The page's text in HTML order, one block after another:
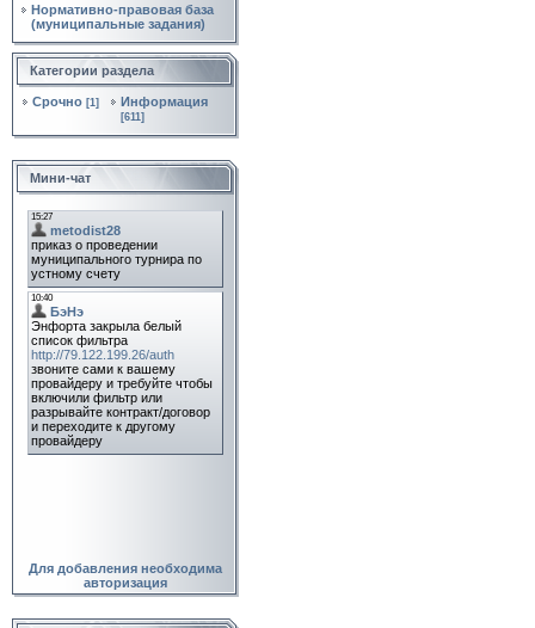
Нормативно‑правовая база
(муниципальные задания)
Категории раздела
Срочно [1] Информация
[611]
Мини-чат
Для добавления необходима
авторизация